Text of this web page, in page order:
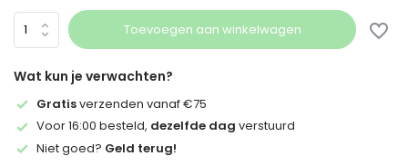
Toevoegen aan winkelwagen
Wat kun je verwachten?
Gratisverzenden vanaf €75
Voor 16:00 besteld, dezelfde dag verstuurd
Niet goed? Geld terug!